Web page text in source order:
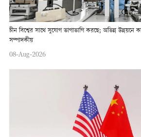
চীন বিশ্বের সাথে সুযোগ ভাগাভাগি করছে; অভিন্ন
সম্পাদকীয়
08-Aug-2026